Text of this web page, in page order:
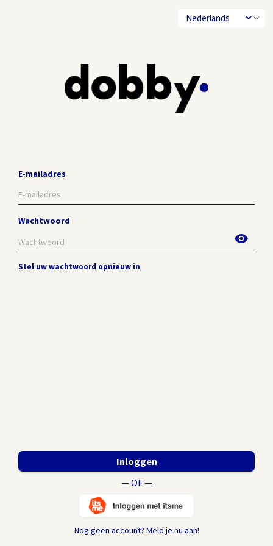
E-mailadres
Wachtwoord
Stel uw wachtwoord opnieuw in
Inloggen
— OF —
Nog geen account? Meld je nu aan!